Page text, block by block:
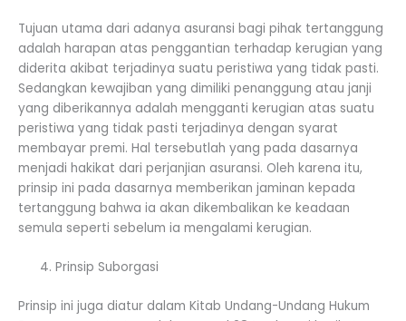
Tujuan utama dari adanya asuransi bagi pihak tertanggung
adalah harapan atas penggantian terhadap kerugian yang
diderita akibat terjadinya suatu peristiwa yang tidak pasti.
Sedangkan kewajiban yang dimiliki penanggung atau janji
yang diberikannya adalah mengganti kerugian atas suatu
peristiwa yang tidak pasti terjadinya dengan syarat
membayar premi. Hal tersebutlah yang pada dasarnya
menjadi hakikat dari perjanjian asuransi. Oleh karena itu,
prinsip ini pada dasarnya memberikan jaminan kepada
tertanggung bahwa ia akan dikembalikan ke keadaan
semula seperti sebelum ia mengalami kerugian.
Prinsip Suborgasi
Prinsip ini juga diatur dalam Kitab Undang-Undang Hukum